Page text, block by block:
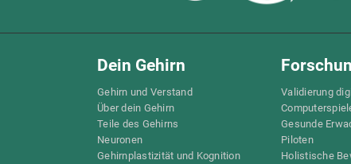
Dein Gehirn
Gehirn und Verstand
Über dein Gehirn
Teile des Gehirns
Neuronen
Gehirnplastizität und Kognition
Validierung
Gesunde
Piloten
Holistische